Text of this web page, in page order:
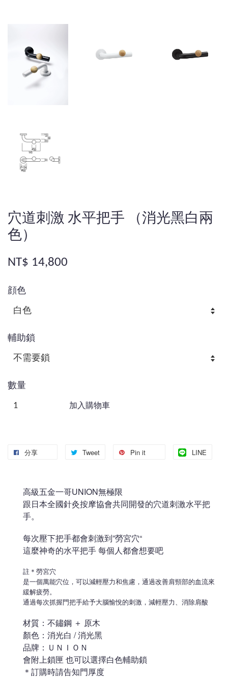
穴道刺激 水平把手 （消光黑白兩
色）
NT$ 14,800
顔色
輔助鎖
數量
加入購物車
分享 Tweet Pin it LINE
高級五金一哥UNION無極限
跟日本全國針灸按摩協會共同開發的穴道刺激水平把
手。
每次壓下把手都會刺激到”勞宮穴“
這麼神奇的水平把手 每個人都會想要吧
註＊勞宮穴
是一個萬能穴位，可以減輕壓力和焦慮，通過改善肩頸部的血流來
緩解疲勞。
通過每次抓握門把手給予大腦愉悅的刺激，減輕壓力、消除肩酸
材質：不鏽鋼 ＋ 原木
顏色：消光白 / 消光黑
品牌：ＵＮＩＯＮ
會附上鎖匣 也可以選擇白色輔助鎖
＊訂購時請告知門厚度